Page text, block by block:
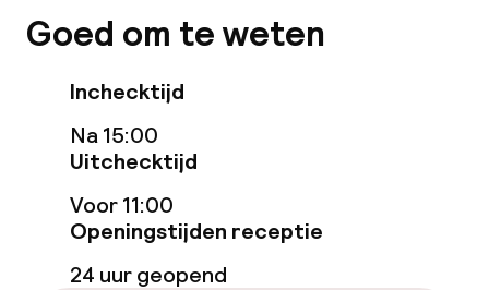
Restaurant
Eet- en drinkdiensten
Ontbijtbuffet
Roomservice
Goed om te weten
Inchecktijd
Na 15:00
Uitchecktijd
Voor 11:00
Openingstijden receptie
24 uur geopend